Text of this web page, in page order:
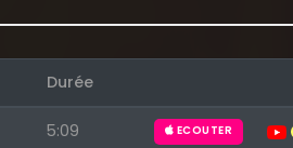
Durée
5:09 ECOUTER